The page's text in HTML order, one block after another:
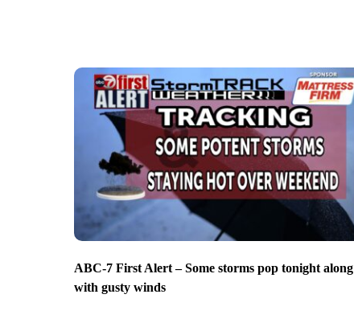
ABC-7 First Alert – Some storms pop tonight along
with gusty winds